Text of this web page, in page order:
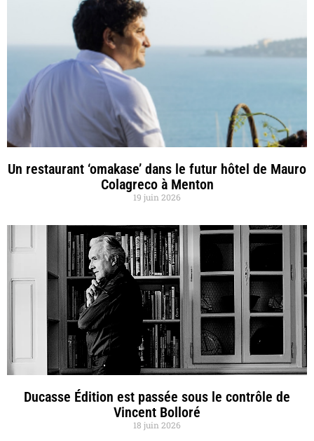
Un restaurant ‘omakase’ dans le futur hôtel de Mauro
Colagreco à Menton
19 juin 2026
Ducasse Édition est passée sous le contrôle de
Vincent Bolloré
18 juin 2026